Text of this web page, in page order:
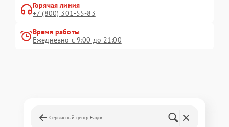
Горячая линия
+7 (800) 301-55-83
Время работы
Ежедневно с 9:00 до 21:00
Сервисный центр Fagor